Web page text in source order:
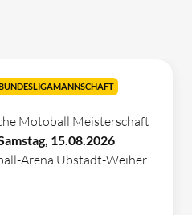
Motoball Meisterschaft
15.08.2026
Arena Ubstadt-Weiher